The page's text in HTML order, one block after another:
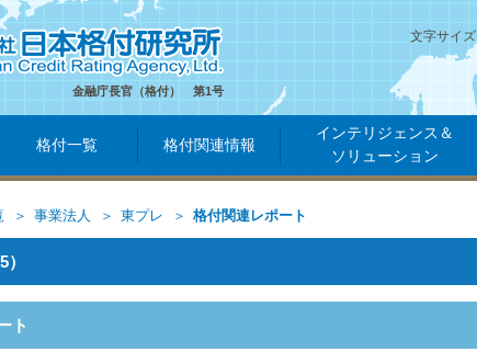
金融庁長官（格付） 第1号
文字サイズ
格付一覧 格付関連情報
インテリジェンス＆
ソリューション
事業法人 東プレ 格付関連レポート
ト